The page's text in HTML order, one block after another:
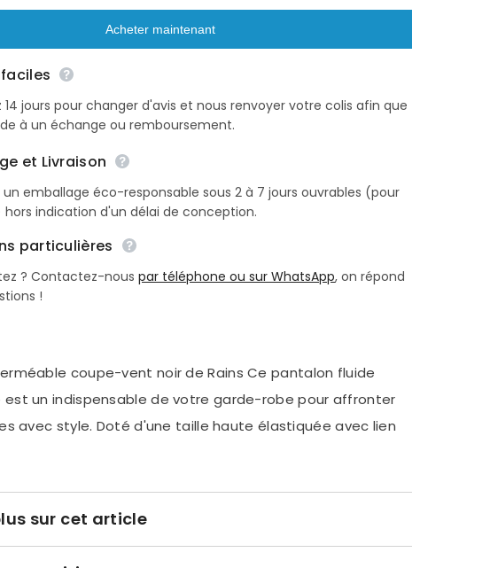
Acheter maintenant
14 jours pour changer d'avis et nous renvoyer votre colis afin que
à un échange ou remboursement.
et Livraison
un emballage éco-responsable sous 2 à 7 jours ouvrables (pour
hors indication d'un délai de conception.
particulières
? Contactez-nouspar téléphone ou sur WhatsApp, on répond
!
coupe-vent noir de Rains Ce pantalon fluide
est un indispensable de votre garde-robe pour affronter
avec style. Doté d'une taille haute élastiquée avec lien
sur cet article